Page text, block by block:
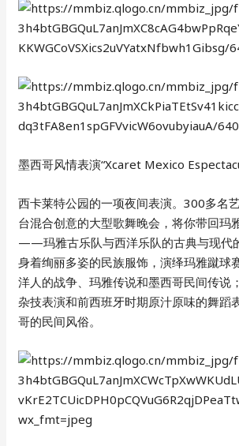
墨西哥风情表演“Xcaret Mexico
西卡莱特公园的一项夜间表演。300多名
台混合创意的大型歌舞晚会，将你带回玛
——玛雅古乐队与西洋乐队的古典与现代
身着绚丽多姿的民族服饰，演绎玛雅蹴球
洋人的战争、玛雅传说和墨西哥民间传说
杂技表演和前西班牙时期原汁原味的舞蹈
哥的民间风俗。